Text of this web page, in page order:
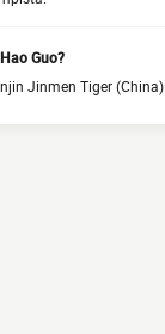
Guo?
Jinmen Tiger (China).